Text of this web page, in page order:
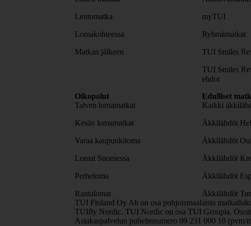
Lentomatka
Lomakohteessa
Matkan jälkeen
myTUI
Ryhmämatkat
TUI Smiles
TUI Smiles
ehdot
Oikopolut
Talven lomamatkat
Kesän lomamatkat
Varaa kaupunkiloma
Lomat Suomessa
Perheloma
Rantalomat
Edulliset
Kaikki
Äkkilähdöt
Äkkilähdöt
Äkkilähdöt
Äkkilähdöt
Äkkilähdöt
TUI Finland Oy Ab on osa pohjoismaalaista
TUIfly Nordic. TUI Nordic on osa TUI Groupia.
Asiakaspalvelun puhelinnumero 09 231 000 10 (pvm/